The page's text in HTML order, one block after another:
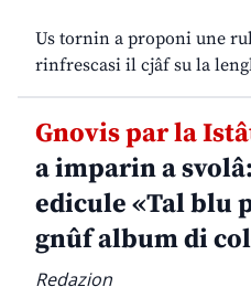
Us tornin a proponi une
rinfrescasi il cjâf su la
Gnovis par la
a imparin a
edicule «Tal blu
gnûf album di
Redazion